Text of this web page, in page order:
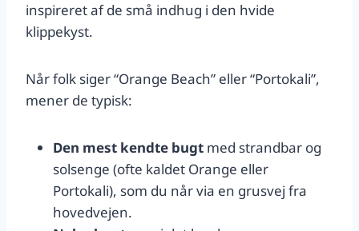
inspireret af de små indhug i den hvide
klippekyst.
Når folk siger “Orange Beach” eller “Portokali”,
mener de typisk:
Den mest kendte bugt med strandbar og
solsenge (ofte kaldet Orange eller
Portokali), som du når via en grusvej fra
hovedvejen.